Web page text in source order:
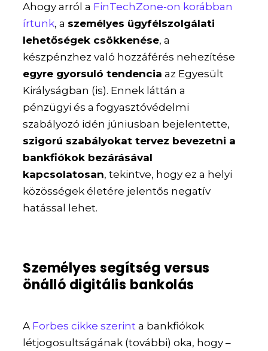
Ahogy arról a FinTechZone-on korábban
írtunk, a személyes ügyfélszolgálati
lehetőségek csökkenése, a
készpénzhez való hozzáférés nehezítése
egyre gyorsuló tendencia az Egyesült
Királyságban (is). Ennek láttán a
pénzügyi és a fogyasztóvédelmi
szabályozó idén júniusban bejelentette,
szigorú szabályokat tervez bevezetni a
bankfiókok bezárásával
kapcsolatosan, tekintve, hogy ez a helyi
közösségek életére jelentős negatív
hatással lehet.
Személyes segítség versus
önálló digitális bankolás
A Forbes cikke szerint a bankfiókok
létjogosultságának (további) oka, hogy –